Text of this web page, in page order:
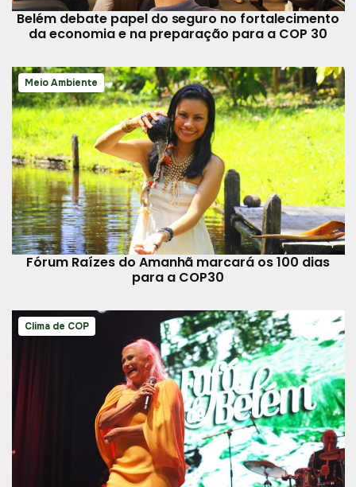
Belém debate papel do seguro no fortalecimento
da economia e na preparação para a COP 30
Meio Ambiente
Fórum Raízes do Amanhã marcará os 100 dias
para a COP30
Clima de COP